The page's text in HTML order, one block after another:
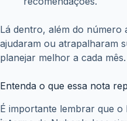
Lá dentro, além do número
ajudaram ou atrapalharam
planejar melhor a cada mês.
Entenda o que essa nota
É importante lembrar que